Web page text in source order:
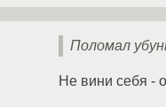
Поломал
Не вини себя -